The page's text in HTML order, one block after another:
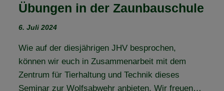
Übungen in der Zaunbauschule
6. Juli 2024
Wie auf der diesjährigen JHV besprochen,
können wir euch in Zusammenarbeit mit dem
Zentrum für Tierhaltung und Technik dieses
Seminar zur Wolfsabwehr anbieten. Wir freuen…